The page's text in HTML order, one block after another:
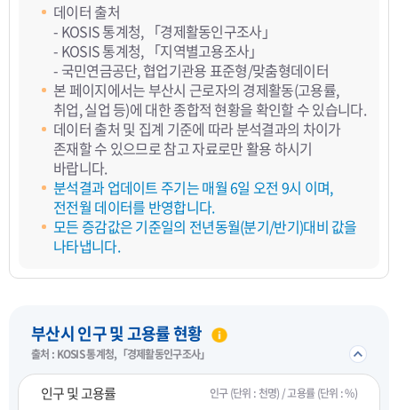
데이터 출처
- KOSIS 통계청, 「경제활동인구조사」
- KOSIS 통계청, 「지역별고용조사」
- 국민연금공단, 협업기관용 표준형/맞춤형데이터
본 페이지에서는 부산시 근로자의 경제활동(고용률,
취업, 실업 등)에 대한 종합적 현황을 확인할 수 있습니다.
데이터 출처 및 집계 기준에 따라 분석결과의 차이가
존재할 수 있으므로 참고 자료로만 활용 하시기
바랍니다.
분석결과 업데이트 주기는 매월 6일 오전 9시 이며,
전전월 데이터를 반영합니다.
모든 증감값은 기준일의 전년동월(분기/반기)대비 값을
나타냅니다.
부산시 인구 및 고용률 현황
출처 : KOSIS 통계청,「경제활동인구조사」 접기/
인구 및 고용률 인구 (단위 : 천명) / 고용률 (단위 : %)